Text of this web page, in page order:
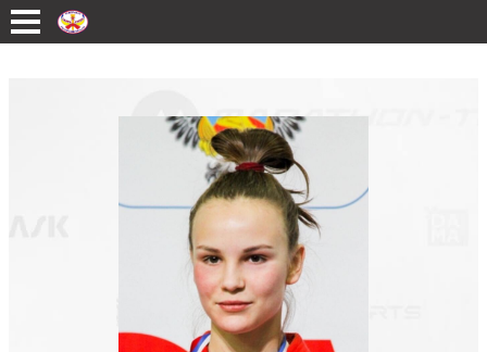
Перейти к основному содержанию